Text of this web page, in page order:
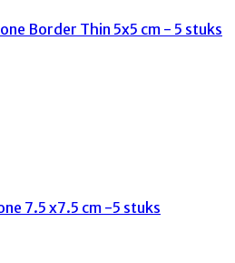
Border Thin 5x5 cm - 5 stuks
7.5 x7.5 cm -5 stuks